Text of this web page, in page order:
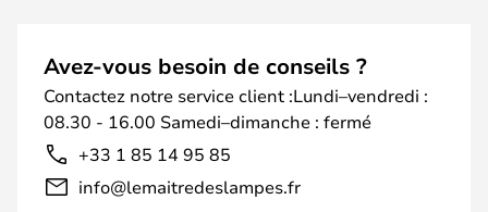
Avez-vous besoin de conseils ?
Contactez notre service client :Lundi–vendredi :
08.30 - 16.00 Samedi–dimanche : fermé
+33 1 85 14 95 85
info@lemaitredeslampes.fr